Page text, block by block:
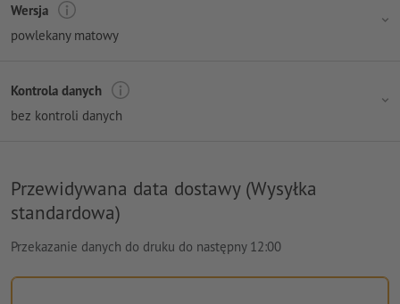
Wersja
powlekany matowy
Kontrola danych
bez kontroli danych
Przewidywana data dostawy (Wysyłka
standardowa)
Przekazanie danych do druku do następny 12:00